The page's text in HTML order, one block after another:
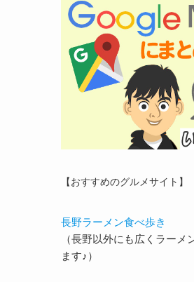
【おすすめのグルメサイト】
長野ラーメン食べ歩き
（長野以外にも広くラーメ
ます♪）